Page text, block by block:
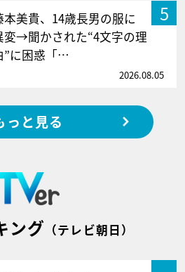
5
本美貴、14歳長男の服に
変→聞かされた“4文字の理
”に困惑「…
2026.08.05
っと見る
ング （テレビ朝日）